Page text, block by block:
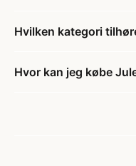
Hvilken kategori
Hvor kan jeg købe